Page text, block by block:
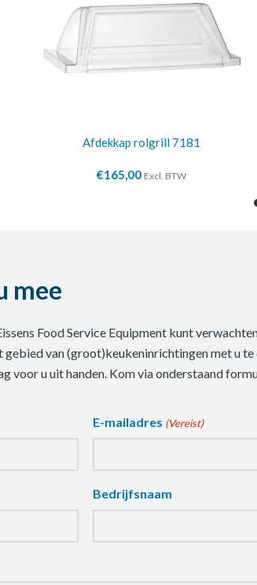
Afdekkap rolgrill 7181
€165,00 Excl. BTW
mee
Food Service Equipment kunt
gebied van (groot)keukeninrichtingen met u
voor u uit handen. Kom via onderstaand
E-mailadres (Vereist)
Bedrijfsnaam